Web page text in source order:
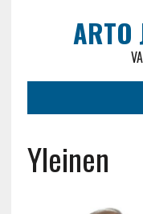
ARTO
Yleinen